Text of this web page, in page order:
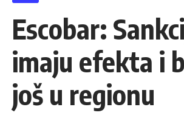
Escobar:
imaju efekta i
još u regionu